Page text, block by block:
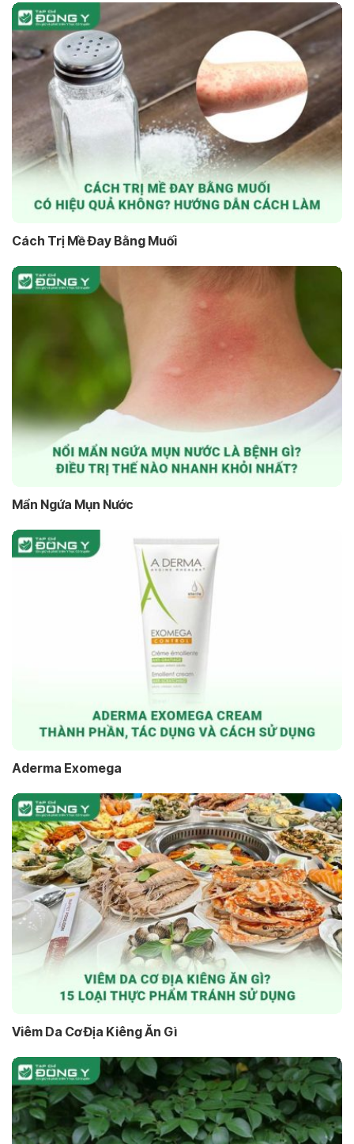
Cách Trị Mề Đay Bằng Muối
Mẩn Ngứa Mụn Nước
Aderma Exomega
Viêm Da Cơ Địa Kiêng Ăn Gì